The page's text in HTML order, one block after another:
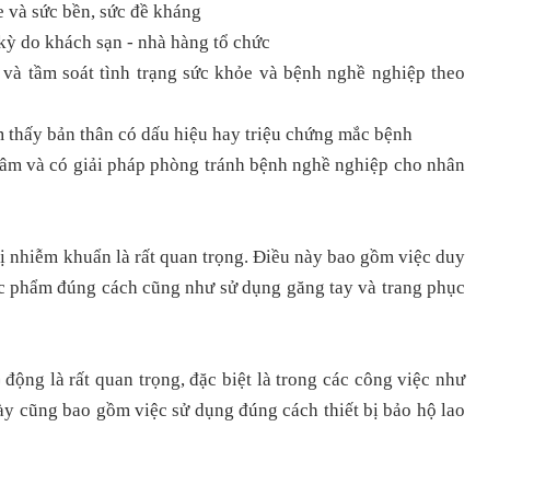
sức bền, sức đề kháng
do khách sạn - nhà hàng tổ chức
tầm soát tình trạng sức khỏe và bệnh nghề nghiệp theo
bản thân có dấu hiệu hay triệu chứng mắc bệnh
và có giải pháp phòng tránh bệnh nghề nghiệp cho nhân
khuẩn là rất quan trọng. Điều này bao gồm việc duy
đúng cách cũng như sử dụng găng tay và trang phục
là rất quan trọng, đặc biệt là trong các công việc như
cũng bao gồm việc sử dụng đúng cách thiết bị bảo hộ lao